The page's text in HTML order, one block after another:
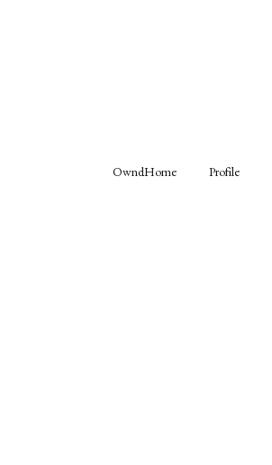
OwndHome Profile